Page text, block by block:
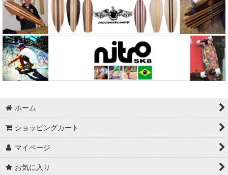
ホーム
ショッピングカート
マイページ
お気に入り